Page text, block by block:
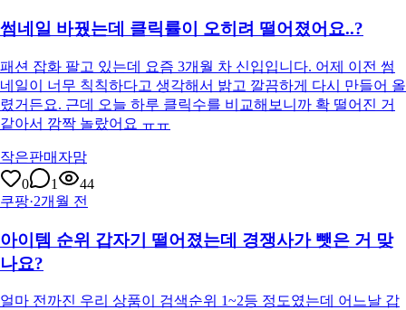
썸네일 바꿨는데 클릭률이 오히려 떨어졌어요..?
패션 잡화 팔고 있는데 요즘 3개월 차 신입입니다. 어제 이전 썸
네일이 너무 칙칙하다고 생각해서 밝고 깔끔하게 다시 만들어 올
렸거든요. 근데 오늘 하루 클릭수를 비교해보니까 확 떨어진 거
같아서 깜짝 놀랐어요 ㅠㅠ
작은판매자맘
0
1
44
쿠팡·2개월 전
아이템 순위 갑자기 떨어졌는데 경쟁사가 뺏은 거 맞
나요?
얼마 전까진 우리 상품이 검색순위 1~2등 정도였는데 어느날 갑